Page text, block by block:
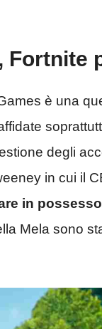
Fortnite
è una
degli
in cui il
in possesso
Mela sono